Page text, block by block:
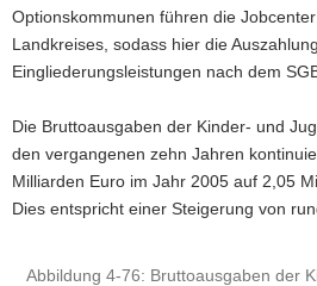
Optionskommunen führen die
Landkreises, sodass hier die
Eingliederungsleistungen nach dem
Die Bruttoausgaben der Kinder- und
den vergangenen zehn Jahren
Milliarden Euro im Jahr 2005 auf 2,05
Dies entspricht einer Steigerung von
Abbildung 4-76: Bruttoausgaben der